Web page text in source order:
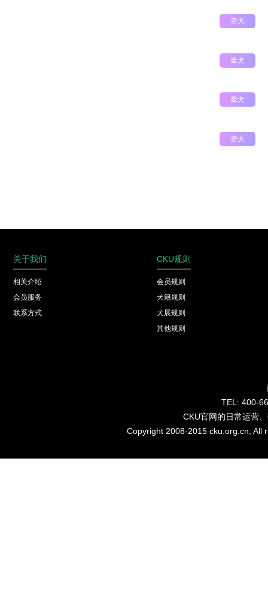
牵犬
牵犬
牵犬
牵犬
关于我们
相关介绍
会员服务
联系方式
CKU规则
会员规则
犬籍规则
犬展规则
其他规则
TEL: 400-
CKU官网的日常运营
Copyright 2008-2015 cku.org.cn,